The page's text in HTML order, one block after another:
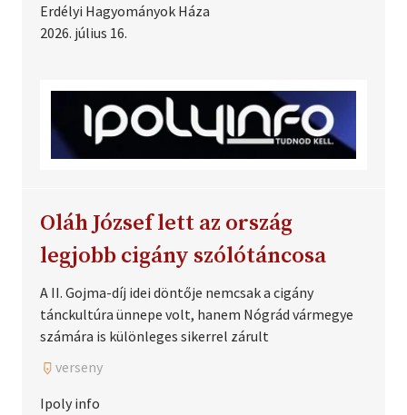
Erdélyi Hagyományok Háza
2026. július 16.
Oláh József lett az ország
legjobb cigány szólótáncosa
A II. Gojma-díj idei döntője nemcsak a cigány
tánckultúra ünnepe volt, hanem Nógrád vármegye
számára is különleges sikerrel zárult
verseny
Ipoly info